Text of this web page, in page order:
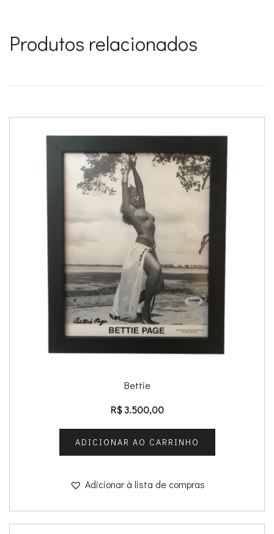
Produtos relacionados
Bettie
R$3.500,00
ADICIONAR AO CARRINHO
Adicionar à lista de compras